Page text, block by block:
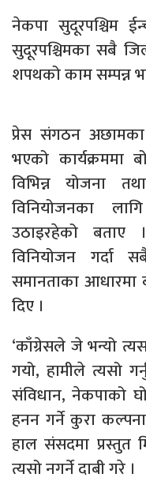
नेकपा सुदूरपश्चिम
सुदूरपश्चिमका सबै
शपथको काम सम्पन्न
प्रेस संगठन अछामका
भएको कार्यक्रममा
विभिन्न योजना
विनियोजनका
उठाइरहेको
विनियोजन गर्दा
समानताका आधारमा
दिए ।
‘काँग्रेसले जे भन्यो
गयो, हामीले त्यसो
संविधान, नेकपाको
हनन गर्ने कुरा
हाल संसदमा प्रस्तुत
त्यसो नगर्ने दाबी गरे ।